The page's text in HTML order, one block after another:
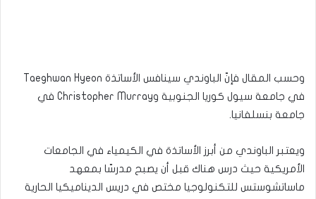
وحسب المقال فإنّ الباوندي سينافس الأساتذة Taeghwan Hyeon
في جامعة سيول كوريا الجنوبية وChristopher Murray في
جامعة بنسلفانيا.
ويعتبر الباوندي من أبرز الأساتذة في الكيمياء في الجامعات
الأمريكية حيث درس هناك قبل أن يصبح مدرسّا بمعهد
ماساتشوستس للتكنولوجيا مختص في دريس الديناميكيا الحارية